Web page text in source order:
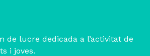
de lucre dedicada a l’activitat de
i joves.